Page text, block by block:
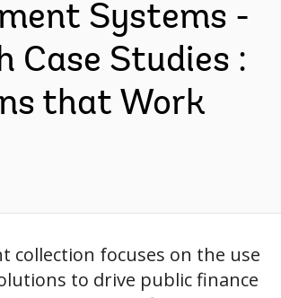
Systems -
Case Studies :
that Work
collection focuses on the use
to drive public finance